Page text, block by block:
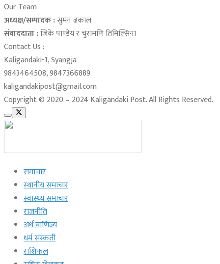
Our Team
अध्यक्ष/सम्पादक :सुमन ढकाल
संवाददाता :जिके पाण्डेय र चुरामणि तिमिल्सिना
Contact Us :
Kaligandaki-1, Syangja
9843464508, 9847366889
kaligandakipost@gmail.com
Copyright © 2020 – 2024 Kaligandaki Post. All Rights Reserved.
समाचार
स्थानीय समाचार
स्वास्थ्य समाचार
राजनीति
अर्थ बाणिज्य
धर्म संस्कती
राशिफल